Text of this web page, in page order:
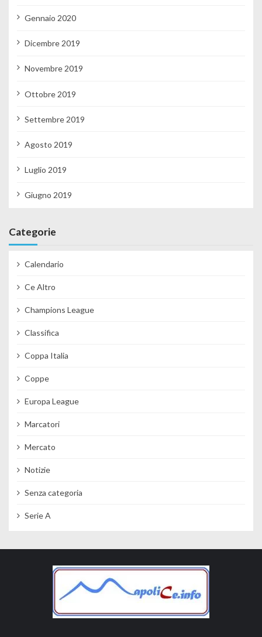
Gennaio 2020
Dicembre 2019
Novembre 2019
Ottobre 2019
Settembre 2019
Agosto 2019
Luglio 2019
Giugno 2019
Categorie
Calendario
Ce Altro
Champions League
Classifica
Coppa Italia
Coppe
Europa League
Marcatori
Mercato
Notizie
Senza categoria
Serie A